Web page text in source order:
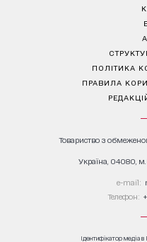
ПОЛІТИКА
ПРАВИЛА
Товариство з
Україна, 04080, м.
е-mail:
Телефон:
Ідентифікатор медіа в